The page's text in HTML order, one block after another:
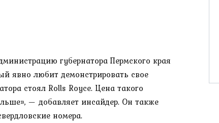
губернатора Пермского края
явно любит демонстрировать свое
стоял Rolls Royce. Цена такого
— добавляет инсайдер. Он также
номера.